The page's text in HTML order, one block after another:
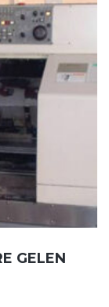
GELEN